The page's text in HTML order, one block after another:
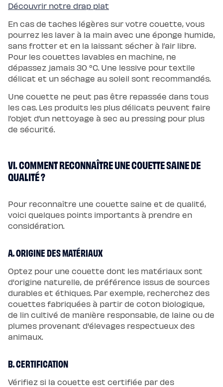
Découvrir notre drap plat
En cas de taches légères sur votre couette, vous
pourrez les laver à la main avec une éponge humide,
sans frotter et en la laissant sécher à l’air libre.
Pour les couettes lavables en machine, ne
dépassez jamais 30 °C. Une lessive pour textile
délicat et un séchage au soleil sont recommandés.
Une couette ne peut pas être repassée dans tous
les cas. Les produits les plus délicats peuvent faire
l’objet d’un nettoyage à sec au pressing pour plus
de sécurité.
VI. COMMENT RECONNAÎTRE UNE COUETTE SAINE DE
QUALITÉ ?
Pour reconnaître une couette saine et de qualité,
voici quelques points importants à prendre en
considération.
A. ORIGINE DES MATÉRIAUX
Optez pour une couette dont les matériaux sont
d'origine naturelle, de préférence issus de sources
durables et éthiques. Par exemple, recherchez des
couettes fabriquées à partir de coton biologique,
de lin cultivé de manière responsable, de laine ou de
plumes provenant d'élevages respectueux des
animaux.
B. CERTIFICATION
Vérifiez si la couette est certifiée par des